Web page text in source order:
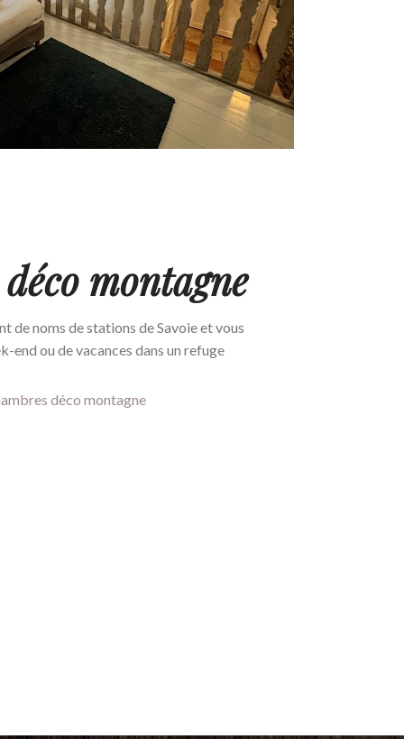
déco montagne
de noms de stations de Savoie et vous
end ou de vacances dans un refuge
déco montagne